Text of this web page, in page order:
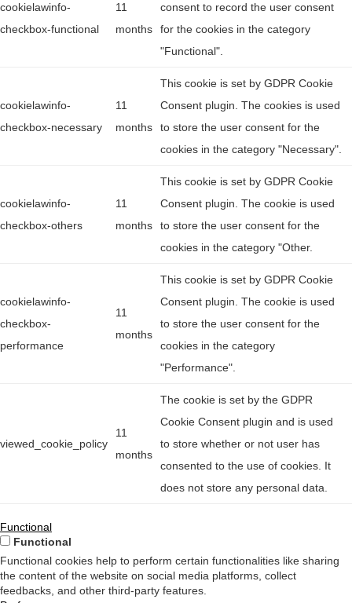
cookielawinfo-
checkbox-functional
11
months
consent to record the user consent
for the cookies in the category
"Functional".
cookielawinfo-
checkbox-necessary
11
months
This cookie is set by GDPR Cookie
Consent plugin. The cookies is used
to store the user consent for the
cookies in the category "Necessary".
cookielawinfo-
checkbox-others
11
months
This cookie is set by GDPR Cookie
Consent plugin. The cookie is used
to store the user consent for the
cookies in the category "Other.
cookielawinfo-
checkbox-
performance
11
months
This cookie is set by GDPR Cookie
Consent plugin. The cookie is used
to store the user consent for the
cookies in the category
"Performance".
viewed_cookie_policy
11
months
The cookie is set by the GDPR
Cookie Consent plugin and is used
to store whether or not user has
consented to the use of cookies. It
does not store any personal data.
Functional
Functional
Functional cookies help to perform certain functionalities like sharing
the content of the website on social media platforms, collect
feedbacks, and other third-party features.